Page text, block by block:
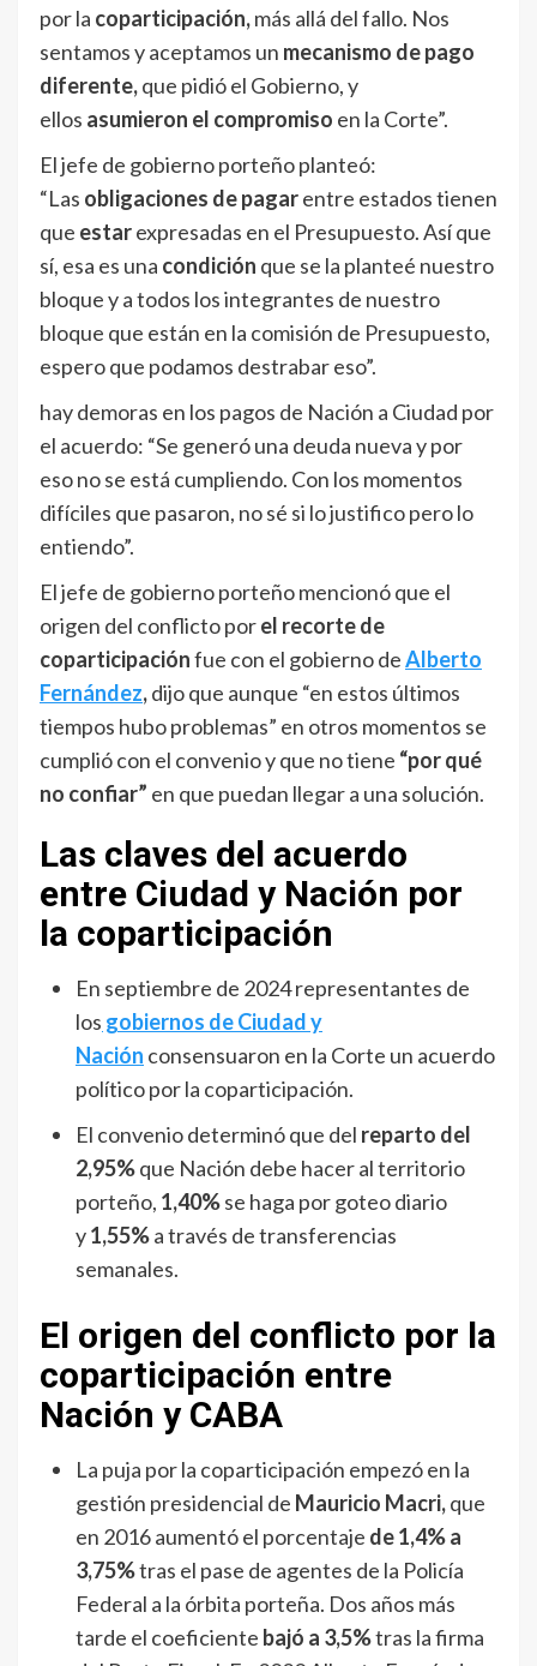
por la coparticipación,más allá del fallo. Nos
sentamos y aceptamos un mecanismo de pago
diferente,que pidió el Gobierno, y
ellos asumieron el compromiso en la Corte”.
El jefe de gobierno porteño planteó:
“Las obligaciones de pagarentre estados tienen
que estarexpresadas en el Presupuesto. Así que
sí, esa es una condición que se la planteé nuestro
bloque y a todos los integrantes de nuestro
bloque que están en la comisión de Presupuesto,
espero que podamos destrabar eso”.
hay demoras en los pagos de Nación a Ciudad por
el acuerdo: “Se generó una deuda nueva y por
eso no se está cumpliendo. Con los momentos
difíciles que pasaron, no sé si lo justifico pero lo
entiendo”.
El jefe de gobierno porteño mencionó que el
origen del conflicto porel recorte de
coparticipaciónfue con el gobierno deAlberto
Fernández,dijo que aunque “en estos últimos
tiempos hubo problemas” en otros momentos se
cumplió con el convenio y que no tiene “por qué
no confiar” en que puedan llegar a una solución.
Las claves del acuerdo
entre Ciudad y Nación por
la coparticipación
En septiembre de 2024 representantes de
los gobiernos de Ciudad y
Nación consensuaron en la Corte un acuerdo
político por la coparticipación.
El convenio determinó que del reparto del
2,95%que Nación debe hacer al territorio
porteño, 1,40%se haga por goteo diario
y1,55%a través de transferencias
semanales.
El origen del conflicto por la
coparticipación entre
Nación y CABA
La puja por la coparticipación empezó en la
gestión presidencial de Mauricio Macri,que
en 2016 aumentó el porcentaje de 1,4% a
3,75%tras el pase de agentes de la Policía
Federal a la órbita porteña. Dos años más
tarde el coeficiente bajó a 3,5%tras la firma